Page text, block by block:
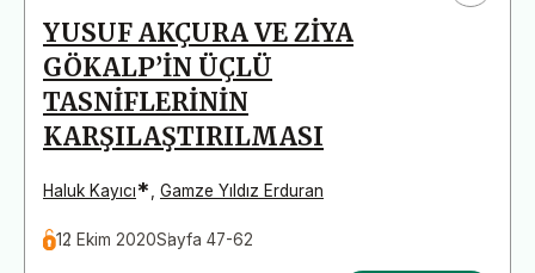
YUSUF AKÇURA VE ZİYA
GÖKALP’İN ÜÇLÜ
TASNİFLERİNİN
KARŞILAŞTIRILMASI
Haluk Kayıcı* Gamze Yıldız Erduran
12 Ekim 2020Sayfa 47-62